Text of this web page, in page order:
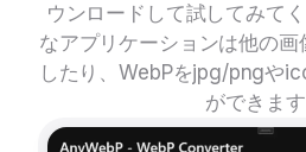
ウンロードして試してみて
なアプリケーションは他の
したり、WebPをjpg/pngや
ができます